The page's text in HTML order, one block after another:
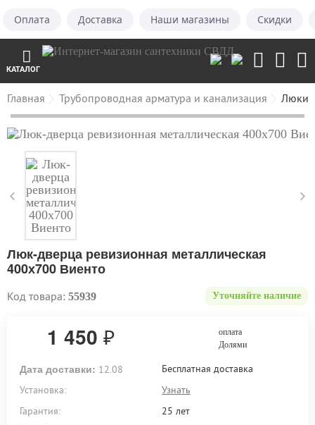
Оплата Доставка Наши магазины Скидки
КАТАЛОГ
Главная Трубопроводная арматура и канализация Люки
Люк-дверца ревизионная металлическая
400х700 Виенто
Код товара: 55939 Уточняйте наличие
1 450₽
оплата
Долями
Дата доставки: 12.08
Бесплатная доставка
Установка:
Узнать
Гарантия:
25 лет